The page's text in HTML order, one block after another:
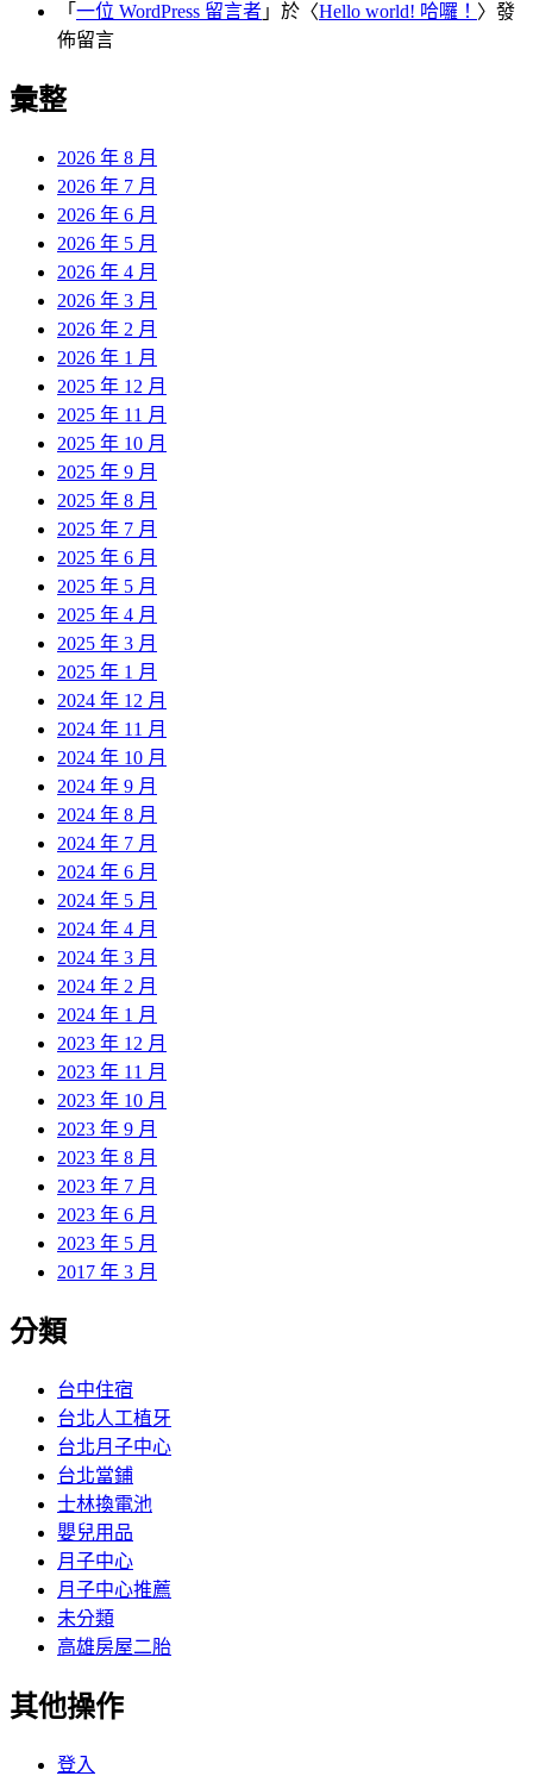
「 一位 WordPress 留言者 」於〈Hello world! 哈囉！ 〉發
佈留言
彙整
2026 年 8 月
2026 年 7 月
2026 年 6 月
2026 年 5 月
2026 年 4 月
2026 年 3 月
2026 年 2 月
2026 年 1 月
2025 年 12 月
2025 年 11 月
2025 年 10 月
2025 年 9 月
2025 年 8 月
2025 年 7 月
2025 年 6 月
2025 年 5 月
2025 年 4 月
2025 年 3 月
2025 年 1 月
2024 年 12 月
2024 年 11 月
2024 年 10 月
2024 年 9 月
2024 年 8 月
2024 年 7 月
2024 年 6 月
2024 年 5 月
2024 年 4 月
2024 年 3 月
2024 年 2 月
2024 年 1 月
2023 年 12 月
2023 年 11 月
2023 年 10 月
2023 年 9 月
2023 年 8 月
2023 年 7 月
2023 年 6 月
2023 年 5 月
2017 年 3 月
分類
台中住宿
台北人工植牙
台北月子中心
台北當鋪
士林換電池
嬰兒用品
月子中心
月子中心推薦
未分類
高雄房屋二胎
其他操作
登入